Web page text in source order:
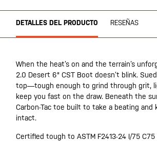
DETALLES DEL PRODUCTO RESEÑAS
When the heat’s on and the terrain’s
2.0 Desert 6" CST Boot doesn’t blink.
top—tough enough to grind through grit,
keep you fast on the draw. Beneath the
Carbon-Tac toe built to take a beating and
intact.
Certified tough to ASTM F2413-24 I/75